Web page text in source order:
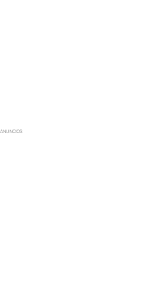
ANUNCIOS